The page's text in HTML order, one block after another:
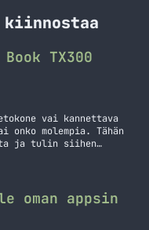
kiinnostaa
TX300
vai kannettava
onko molempia. Tähän
ja tulin siihen
kuin täppäri.
on irroitettava
lukemista Onko
vai läppäri?
oman appsin